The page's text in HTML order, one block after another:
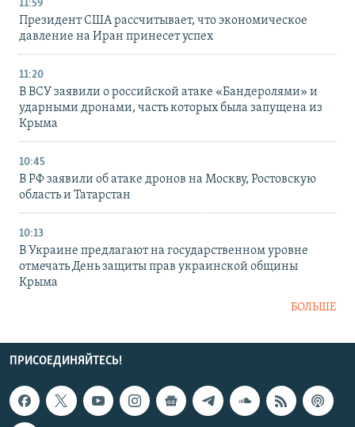
11:59
Президент США рассчитывает, что экономическое
давление на Иран принесет успех
11:20
В ВСУ заявили о российской атаке «Бандеролями» и
ударными дронами, часть которых была запущена из
Крыма
10:45
В РФ заявили об атаке дронов на Москву, Ростовскую
область и Татарстан
10:13
В Украине предлагают на государственном уровне
отмечать День защиты прав украинской общины
Крыма
БОЛЬШЕ
ПРИСОЕДИНЯЙТЕСЬ!